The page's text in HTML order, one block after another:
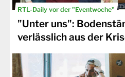
RTL-Daily vor der "Eventwoche" ©
"Unter uns":
verlässlich aus der